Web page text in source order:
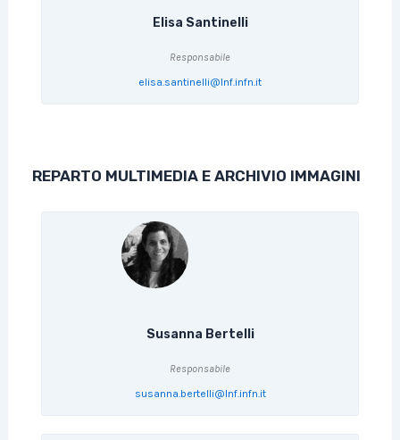
Elisa Santinelli
Responsabile
elisa.santinelli@lnf.infn.it
REPARTO MULTIMEDIA E ARCHIVIO IMMAGINI
Susanna Bertelli
Responsabile
susanna.bertelli@lnf.infn.it